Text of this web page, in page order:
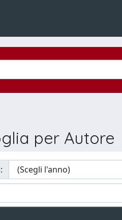
per Autore